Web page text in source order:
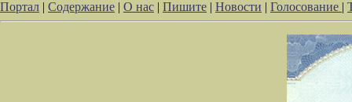
Портал | Содержание | О нас | Пишите | Новости | Голосование |